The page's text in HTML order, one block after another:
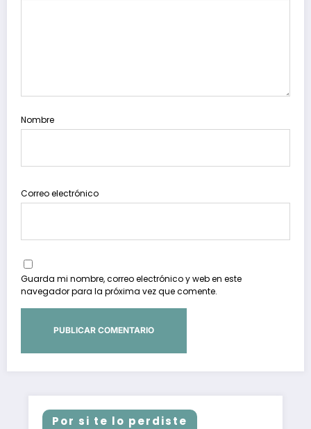
Nombre
Correo electrónico
Guarda mi nombre, correo electrónico y web en este
navegador para la próxima vez que comente.
Por si te lo perdiste